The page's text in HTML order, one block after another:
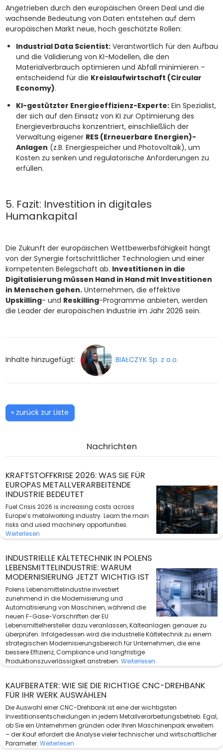
Angetrieben durch den europäischen Green Deal und die
wachsende Bedeutung von Daten entstehen auf dem
europäischen Markt neue, hoch geschätzte Rollen:
Industrial Data Scientist:Verantwortlich für den Aufbau
und die Validierung von KI-Modellen, die den
Materialverbrauch optimieren und Abfall minimieren –
entscheidend für die Kreislaufwirtschaft (Circular
Economy).
KI-gestützter Energieeffizienz-Experte:Ein Spezialist,
der sich auf den Einsatz von KI zur Optimierung des
Energieverbrauchs konzentriert, einschließlich der
Verwaltung eigener RES (Erneuerbare Energien)-
Anlagen (z.B. Energiespeicher und Photovoltaik), um
Kosten zu senken und regulatorische Anforderungen zu
erfüllen.
5. Fazit: Investition in digitales
Humankapital
Die Zukunft der europäischen Wettbewerbsfähigkeit hängt
von der Synergie fortschrittlicher Technologien und einer
kompetenten Belegschaft ab. Investitionen in die
Digitalisierung müssen Hand in Hand mit Investitionen
in Menschen gehen.Unternehmen, die effektive
Upskilling- und Reskilling-Programme anbieten, werden
die Leader der europäischen Industrie im Jahr 2026 sein.
Inhalte hinzugefügt: BIAŁCZYK Sp. z o.o.
« zurück zur Liste
Nachrichten
KRAFTSTOFFKRISE 2026: WAS SIE FÜR
EUROPAS METALLVERARBEITENDE
INDUSTRIE BEDEUTET
Fuel Crisis 2026 is increasing costs across
Europe’s metalworking industry. Learn the main
risks and used machinery opportunities.
Weiterlesen
INDUSTRIELLE KÄLTETECHNIK IN POLENS
LEBENSMITTELINDUSTRIE: WARUM
MODERNISIERUNG JETZT WICHTIG IST
Polens Lebensmittelindustrie investiert
zunehmend in die Modernisierung und
Automatisierung von Maschinen, während die
neuen F-Gase-Vorschriften der EU
Lebensmittelhersteller dazu veranlassen, Kälteanlagen genauer zu
überprüfen. Infolgedessen wird die industrielle Kältetechnik zu einem
strategischen Modernisierungsbereich für Unternehmen, die eine
bessere Effizienz, Compliance und langfristige
Produktionszuverlässigkeit anstreben. Weiterlesen
KAUFBERATER: WIE SIE DIE RICHTIGE CNC-DREHBANK
FÜR IHR WERK AUSWÄHLEN
Die Auswahl einer CNC-Drehbank ist eine der wichtigsten
Investitionsentscheidungen in jedem Metallverarbeitungsbetrieb. Egal,
ob Sie ein Unternehmen gründen oder Ihren Maschinenpark erweitern
– der Kauf erfordert die Analyse vieler technischer und wirtschaftlicher
Parameter. Weiterlesen